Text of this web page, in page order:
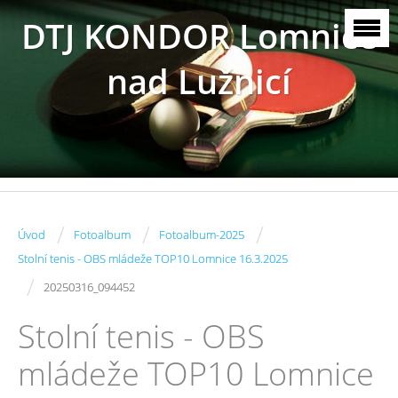
DTJ KONDOR Lomnice
nad Lužnicí
Úvod / Fotoalbum / Fotoalbum-2025 /
Stolní tenis - OBS mládeže TOP10 Lomnice 16.3.2025
/ 20250316_094452
Stolní tenis - OBS
mládeže TOP10 Lomnice